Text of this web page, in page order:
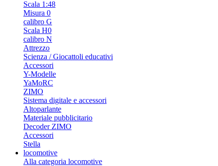
Scala 1:48
Misura 0
calibro G
Scala H0
calibro N
Attrezzo
Scienza / Giocattoli educativi
Accessori
Y-Modelle
YaMoRC
ZIMO
Sistema digitale e accessori
Altoparlante
Materiale pubblicitario
Decoder ZIMO
Accessori
Stella
locomotive
Alla categoria locomotive